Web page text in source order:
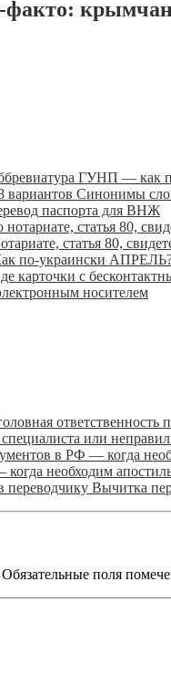
факто:
ГУНП — как
Синонимы
паспорта для ВНЖ
статья 80,
по-украински
носителем
или
необходим
Вычитка
Обязательные поля